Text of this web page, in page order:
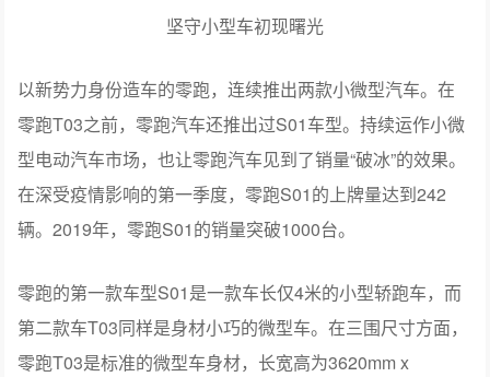
坚守小型车初现曙光
以新势力身份造车的零跑，连续推出两款小微型汽车。在
零跑T03之前，零跑汽车还推出过S01车型。持续运作小微
型电动汽车市场，也让零跑汽车见到了销量“破冰”的效果。
在深受疫情影响的第一季度，零跑S01的上牌量达到242
辆。2019年，零跑S01的销量突破1000台。
零跑的第一款车型S01是一款车长仅4米的小型轿跑车，而
第二款车T03同样是身材小巧的微型车。在三围尺寸方面，
零跑T03是标准的微型车身材，长宽高为3620mm x